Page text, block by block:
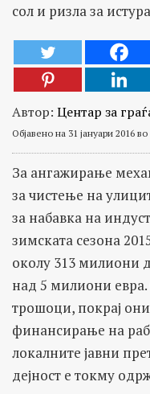
сол и ризла за
Автор: Центар за
Објавено на 31 јануари 2016
За ангажирање
за чистење на
за набавка на
зимската сезона
околу 313 милиони
над 5 милиони
трошоци, покрај
финансирање на
локалните јавни
дејност е токму